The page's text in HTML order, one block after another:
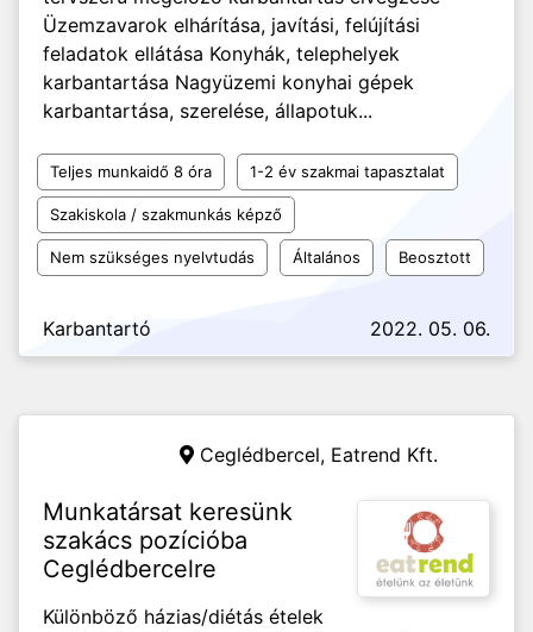
Üzemzavarok elhárítása, javítási, felújítási
feladatok ellátása Konyhák, telephelyek
karbantartása Nagyüzemi konyhai gépek
karbantartása, szerelése, állapotuk...
Teljes munkaidő 8 óra 1-2 év szakmai tapasztalat
Szakiskola / szakmunkás képző
Nem szükséges nyelvtudás Általános Beosztott
Karbantartó 2022. 05. 06.
Ceglédbercel, Eatrend Kft.
Munkatársat keresünk
szakács pozícióba
Ceglédbercelre
Különböző házias/diétás ételek